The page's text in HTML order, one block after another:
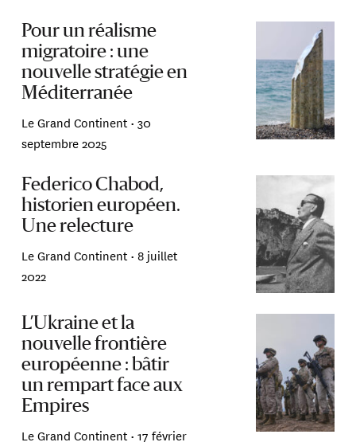
Pour un réalisme
migratoire : une
nouvelle stratégie en
Méditerranée
Le Grand Continent •30
septembre 2025
Federico Chabod,
historien européen.
Une relecture
Le Grand Continent • 8 juillet
2022
L’Ukraine et la
nouvelle frontière
européenne : bâtir
un rempart face aux
Empires
Le Grand Continent •17 février